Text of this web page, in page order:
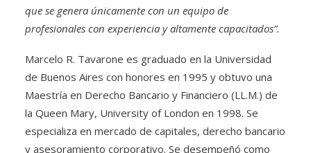
que se genera únicamente con un equipo de
profesionales con experiencia y altamente capacitados”.
Marcelo R. Tavarone es graduado en la Universidad
de Buenos Aires con honores en 1995 y obtuvo una
Maestría en Derecho Bancario y Financiero (LL.M.) de
la Queen Mary, University of London en 1998. Se
especializa en mercado de capitales, derecho bancario
y asesoramiento corporativo. Se desempeñó como